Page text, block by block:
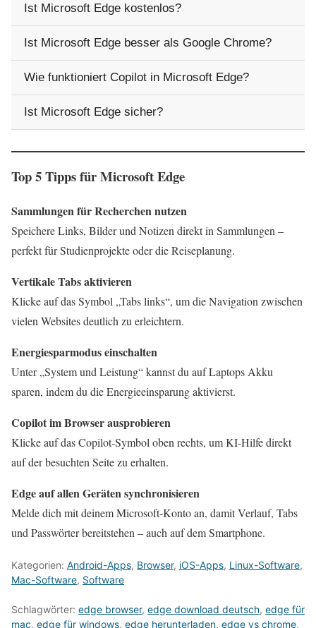
Ist Microsoft Edge kostenlos?
Ist Microsoft Edge besser als Google Chrome?
Wie funktioniert Copilot in Microsoft Edge?
Ist Microsoft Edge sicher?
Top 5 Tipps für Microsoft Edge
Sammlungen für Recherchen nutzen
Speichere Links, Bilder und Notizen direkt in Sammlungen –
perfekt für Studienprojekte oder die Reiseplanung.
Vertikale Tabs aktivieren
Klicke auf das Symbol „Tabs links“, um die Navigation zwischen
vielen Websites deutlich zu erleichtern.
Energiesparmodus einschalten
Unter „System und Leistung“ kannst du auf Laptops Akku
sparen, indem du die Energieeinsparung aktivierst.
Copilot im Browser ausprobieren
Klicke auf das Copilot-Symbol oben rechts, um KI-Hilfe direkt
auf der besuchten Seite zu erhalten.
Edge auf allen Geräten synchronisieren
Melde dich mit deinem Microsoft-Konto an, damit Verlauf, Tabs
und Passwörter bereitstehen – auch auf dem Smartphone.
Kategorien: Android-Apps, Browser, iOS-Apps, Linux-Software,
Mac-Software, Software
Schlagwörter: edge browser, edge download deutsch, edge für
mac, edge für windows, edge herunterladen, edge vs chrome,